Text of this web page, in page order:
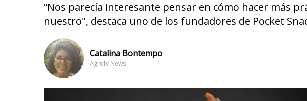
“Nos parecía interesante pensar en cómo hacer más
nuestro", destaca uno de los fundadores de Pocket
Catalina Bontempo
Agrofy News